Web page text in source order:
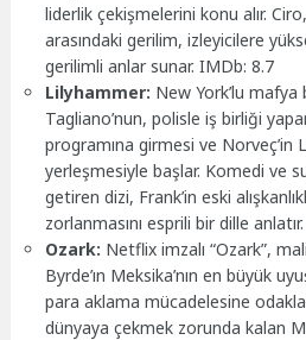
liderlik çekişmelerini konu alır.
arasındaki gerilim, izleyicilere
gerilimli anlar sunar. IMDb: 8.7
Lilyhammer: New York’lu mafya
Tagliano’nun, polisle iş birliği
programına girmesi ve Norveç’in
yerleşmesiyle başlar. Komedi ve
getiren dizi, Frank’in eski
zorlanmasını esprili bir dille
Ozark: Netflix imzalı “Ozark”,
Byrde’ın Meksika’nın en büyük
para aklama mücadelesine
dünyaya çekmek zorunda kalan